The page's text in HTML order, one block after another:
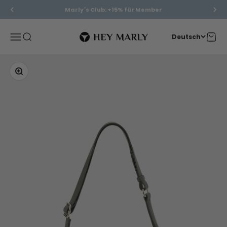
Zum Inhalt springenMarly´s Club: +15% für Member
MenüSuche
Hey Marly
Deutsch
Bild vergrößern